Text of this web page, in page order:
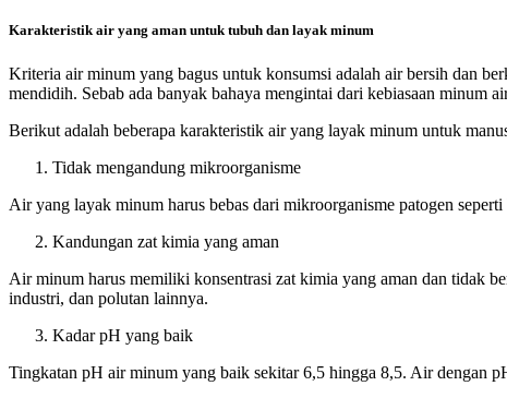
Karakteristik air yang aman untuk tubuh dan layak minum
Kriteria air minum yang bagus untuk konsumsi adalah air bersih dan
mendidih. Sebab ada banyak bahaya mengintai dari kebiasaan minum
Berikut adalah beberapa karakteristik air yang layak minum untuk
Tidak mengandung mikroorganisme
Air yang layak minum harus bebas dari mikroorganisme patogen
Kandungan zat kimia yang aman
Air minum harus memiliki konsentrasi zat kimia yang aman dan tidak
industri, dan polutan lainnya.
Kadar pH yang baik
Tingkatan pH air minum yang baik sekitar 6,5 hingga 8,5. Air dengan